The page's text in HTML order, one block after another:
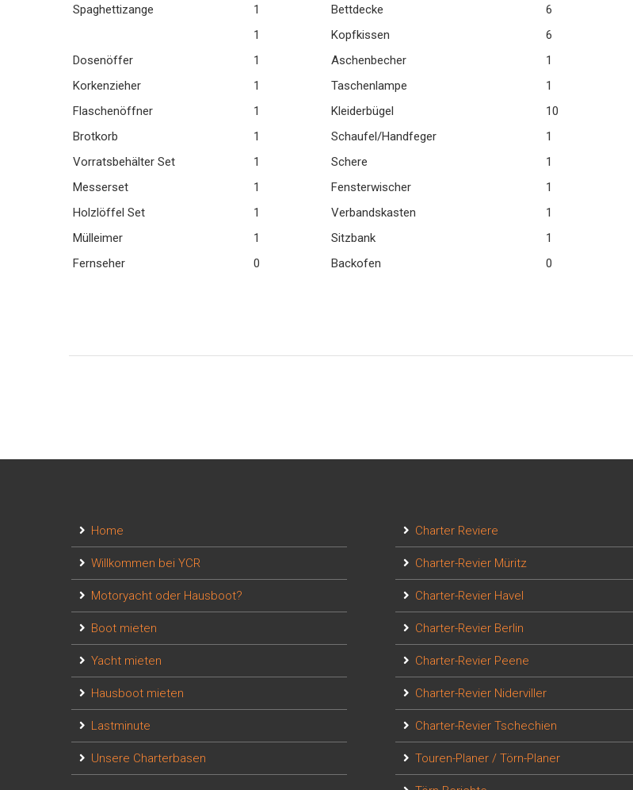
Spaghettizange
1 Bettdecke 6
1
Kopfkissen 6
Dosenöffer
1 Aschenbecher 1
Korkenzieher
1 Taschenlampe 1
Flaschenöffner
1 Kleiderbügel 10
Brotkorb
1 Schaufel/Handfeger 1
Vorratsbehälter Set
1 Schere 1
Messerset
1 Fensterwischer 1
Holzlöffel Set
1 Verbandskasten 1
Mülleimer
1 Sitzbank 1
Fernseher
0 Backofen 0
Home
Willkommen bei YCR
Motoryacht oder Hausboot?
Boot mieten
Yacht mieten
Hausboot mieten
Lastminute
Unsere Charterbasen
Charter Reviere
Charter-Revier Müritz
Charter-Revier Havel
Charter-Revier Berlin
Charter-Revier Peene
Charter-Revier Niderviller
Charter-Revier Tschechien
Touren-Planer / Törn-Planer